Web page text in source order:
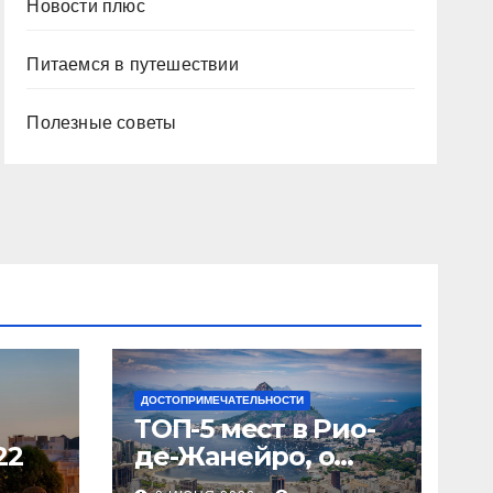
Новости плюс
Питаемся в путешествии
Полезные советы
ДОСТОПРИМЕЧАТЕЛЬНОСТИ
ТОП-5 мест в Рио-
де-Жанейро, о
которых вы не